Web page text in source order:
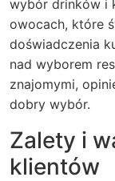
wybór drinków i
owocach, które
doświadczenia
nad wyborem
znajomymi,
dobry wybór.
Zalety i
klientów